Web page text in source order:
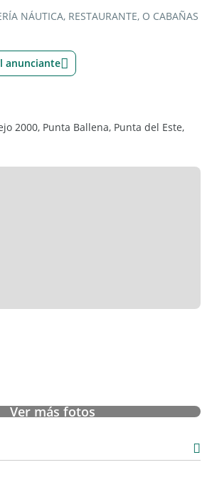
NÁUTICA, RESTAURANTE, O CABAÑAS
anunciante
2000, Punta Ballena, Punta del Este,
Ver más fotos